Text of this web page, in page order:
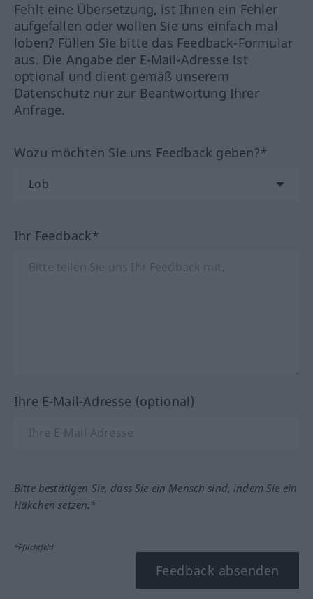
Fehlt eine Übersetzung, ist Ihnen ein Fehler
aufgefallen oder wollen Sie uns einfach mal
loben? Füllen Sie bitte das Feedback-Formular
aus. Die Angabe der E-Mail-Adresse ist
optional und dient gemäß unserem
Datenschutz nur zur Beantwortung Ihrer
Anfrage.
Wozu möchten Sie uns Feedback geben?*
Ihr Feedback*
Ihre E-Mail-Adresse (optional)
Bitte bestätigen Sie, dass Sie ein Mensch sind, indem Sie ein
Häkchen setzen.*
*Pflichtfeld
Feedback absenden